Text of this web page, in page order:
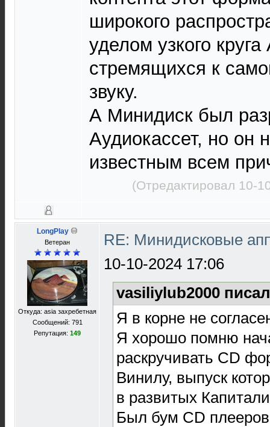
широкого
уделом узкого
стремящихся к
звуку.
А Минидиск был
Аудиокассет, но он
известным всем
(Отредактировал 10-
LongPlay
Ветеран
Откуда: asia захребетная
Сообщений: 791
Репутация: 149
RE: Минидисковые
10-10-2024 17:06
vasiliylub2000
Я в корне не
Я хорошо помню
раскручивать CD
Винилу, выпуск
в развитых
Был бум CD